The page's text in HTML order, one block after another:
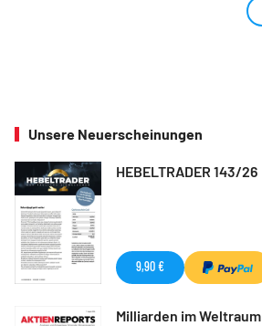
Unsere Neuerscheinungen
HEBELTRADER 143/26
9,90 €
Milliarden im Weltraum